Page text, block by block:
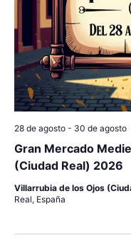
c
h
a
.
Gran Mercado
(Ciudad Real) 2026
28 de agosto- 30 de agosto
Villarrubia de los Ojos
Real, España